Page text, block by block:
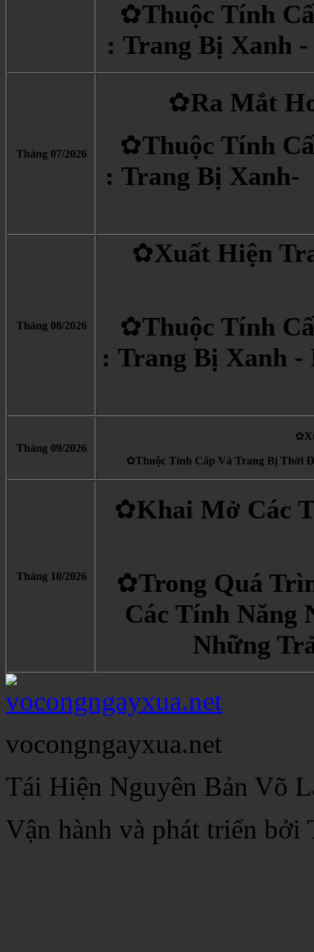
✿Thuộc Tính
: Trang Bị Xanh
Tháng 07/2026
✿Ra Mắt
✿Thuộc Tính
: Trang Bị Xanh-
Tháng 08/2026
✿Xuất Hiện
✿Thuộc Tính
: Trang Bị Xanh
Tháng 09/2026
✿
✿Thuộc Tính Cấp Và Trang Bị Thời
Tháng 10/2026
✿Khai Mở Các
✿Trong Quá
Các Tính Năng
Những
vocongngayxua.net
Tái Hiện Nguyên Bản Võ
Vận hành và phát triển bởi